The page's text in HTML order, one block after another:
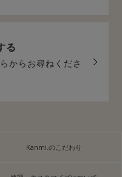
る
からお尋ねくださ
Kanmi.のこだわり